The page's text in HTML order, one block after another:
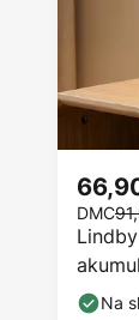
cm,
DMC
Na